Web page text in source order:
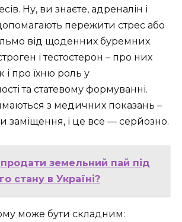
Ну, ви знаєте, адреналін і
пережити стрес або
від щоденних буремних
і тестостерон – про них
і про їхню роль у
та статевому формуванні.
з медичних показань –
заміщення, і це все — серйозно.
земельний пай під
стану в Україні?
може бути складним: